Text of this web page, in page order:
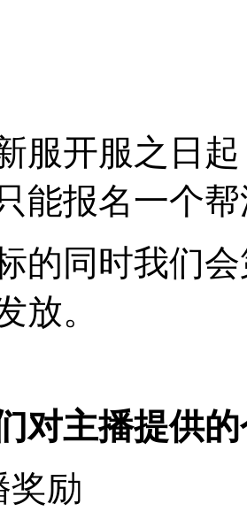
服开服之日
能报名一个
的同时我们
放。
对主播提供
奖励